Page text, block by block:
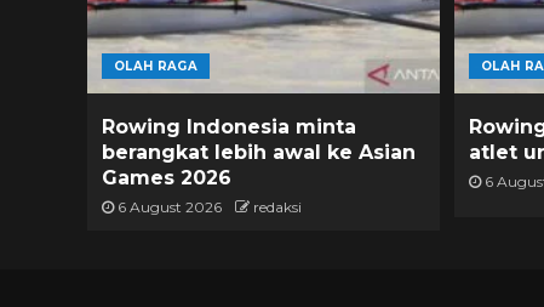
OLAH RAGA
Rowing Indonesia minta
berangkat lebih awal ke Asian
Games 2026
6 August 2026 redaksi
OLAH
atlet
6